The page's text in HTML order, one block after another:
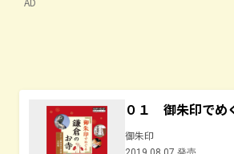
０１ 御朱印でめ
御朱印